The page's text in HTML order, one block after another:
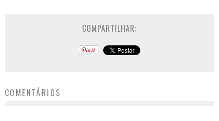
COMPARTILHAR:
COMENTÁRIOS